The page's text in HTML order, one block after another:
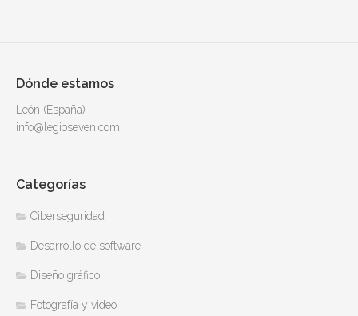
Dónde estamos
León (España)
info@legioseven.com
Categorías
Ciberseguridad
Desarrollo de software
Diseño gráfico
Fotografía y video